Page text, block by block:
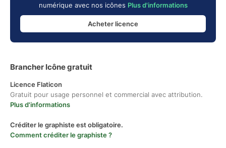
numérique avec nos icônes Plus d'informations
Acheter licence
Brancher Icône gratuit
Licence Flaticon
Gratuit pour usage personnel et commercial avec attribution.
Plus d'informations
Créditer le graphiste est obligatoire.
Comment créditer le graphiste ?